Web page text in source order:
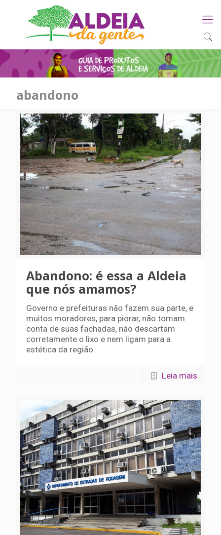
abandono
Abandono: é essa a Aldeia
que nós amamos?
Governo e prefeituras não fazem sua parte, e
muitos moradores, para piorar, não tomam
conta de suas fachadas, não descartam
corretamente o lixo e nem ligam para a
estética da região.
Leia mais